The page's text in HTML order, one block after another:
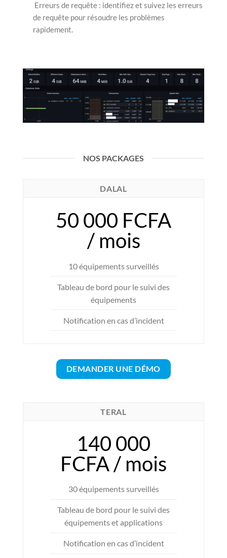
Erreurs de requête : identifiez et suivez les erreurs
de requête pour résoudre les problèmes
rapidement.
NOS PACKAGES
DALAL
50 000 FCFA
/ mois
10 équipements surveillés
Tableau de bord pour le suivi des
équipements
Notification en cas d’incident
DEMANDER UNE DÉMO
TERAL
140 000
FCFA / mois
30 équipements surveillés
Tableau de bord pour le suivi des
équipements et applications
Notification en cas d’incident